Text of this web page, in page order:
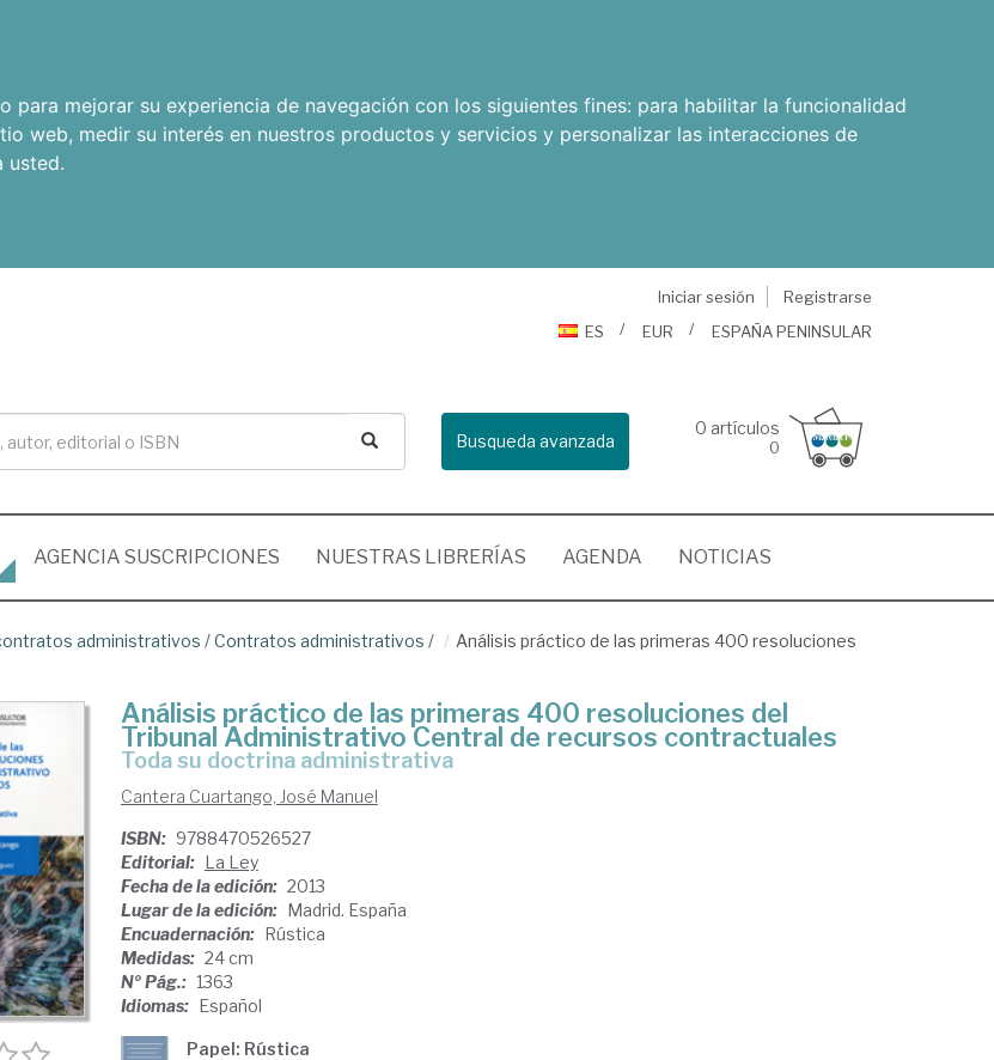
mejorar su experiencia de navegación con los siguientes fines: para habilitar la funcionalidad
web, medir su interés en nuestros productos y servicios y personalizar las interacciones de
usted.
Iniciar sesión
Registrarse
ES
EUR ESPAÑA PENINSULAR
Busqueda avanzada
0 artículos
0
AGENCIA SUSCRIPCIONES NUESTRAS LIBRERÍAS AGENDA NOTICIAS
administrativos /Contratos administrativos /
Análisis práctico de las primeras 400 resoluciones
Análisis práctico de las primeras 400 resoluciones del
Tribunal Administrativo Central de recursos contractuales
toda su doctrina administrativa
Cantera Cuartango, José Manuel
ISBN: 9788470526527
Editorial: La Ley
Fecha de la edición: 2013
Lugar de la edición: Madrid. España
Encuadernación: Rústica
Medidas: 24 cm
Nº Pág.: 1363
Idiomas: Español
Papel: Rústica